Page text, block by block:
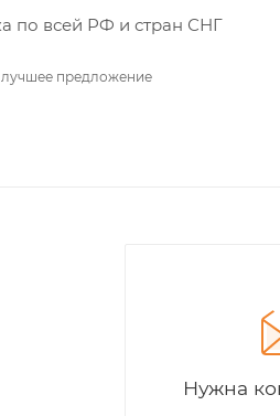
по всей РФ и стран СНГ
предложение
Нужна